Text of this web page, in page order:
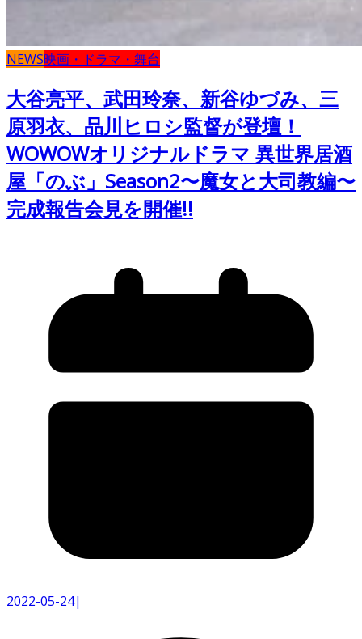
NEWS映画・ドラマ・舞台
大谷亮平、武田玲奈、新谷ゆづみ、三
原羽衣、品川ヒロシ監督が登壇！
WOWOWオリジナルドラマ 異世界居酒
屋「のぶ」Season2〜魔女と大司教編〜
完成報告会見を開催!!
2022-05-24|